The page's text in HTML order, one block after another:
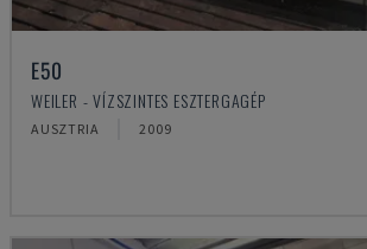
E50
WEILER - VÍZSZINTES ESZTERGAGÉP
AUSZTRIA 2009